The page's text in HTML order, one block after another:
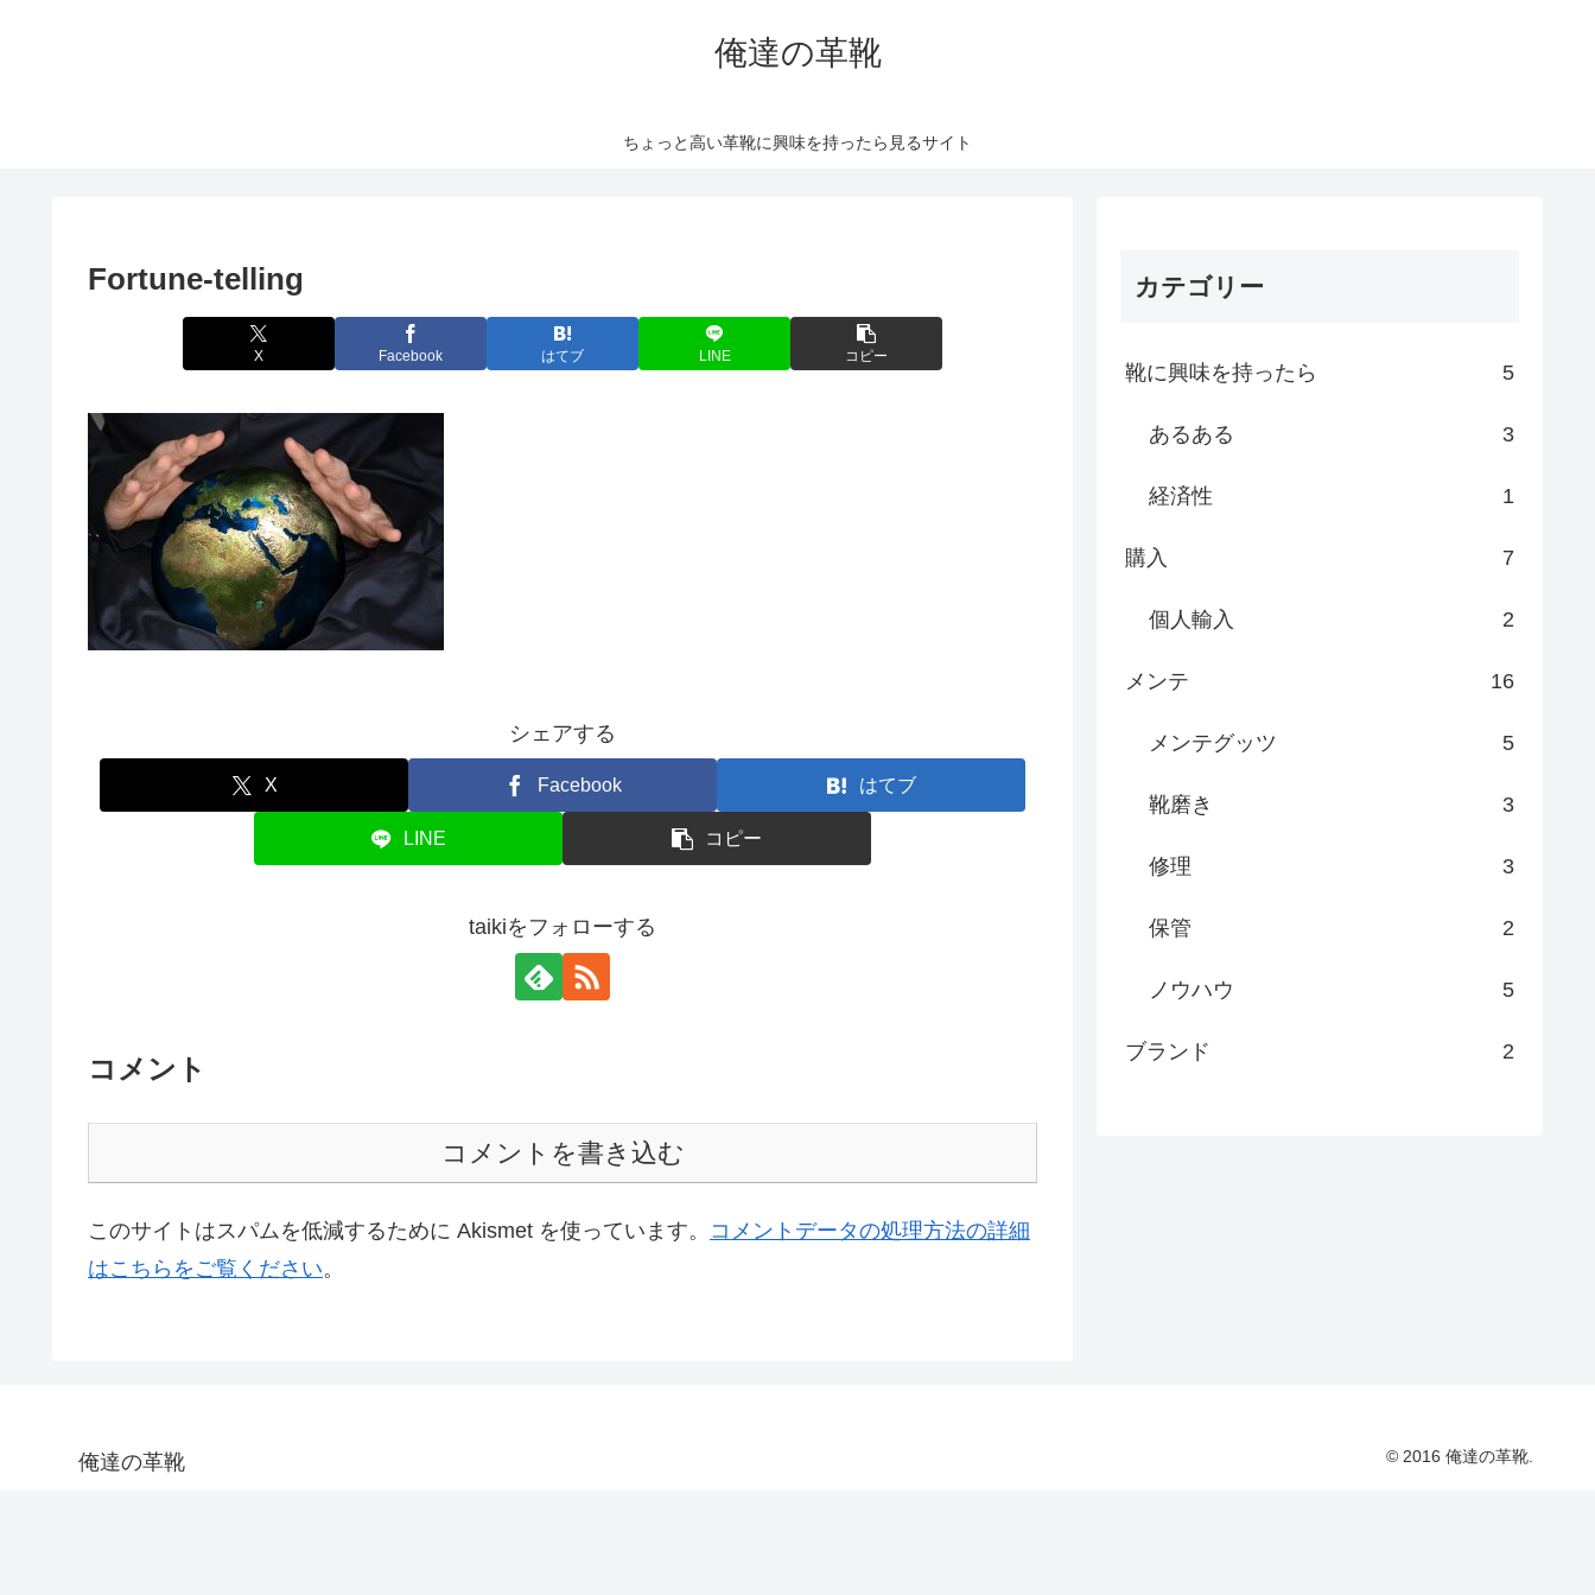
俺達の革靴
ちょっと高い革靴に興味を持ったら見るサイト
Fortune-telling
X Facebook はてブ LINE コピー
シェアする
X Facebook はてブ
LINE コピー
taikiをフォローする
コメント
コメントを書き込む
このサイトはスパムを低減するために Akismet を使っています。 コメントデータの処理方法の詳細
はこちらをご覧ください。
カテゴリー
靴に興味を持ったら 5
あるある 3
経済性 1
購入 7
個人輸入 2
メンテ 16
メンテグッツ 5
靴磨き 3
修理 3
保管 2
ノウハウ 5
ブランド 2
俺達の革靴 © 2016 俺達の革靴.